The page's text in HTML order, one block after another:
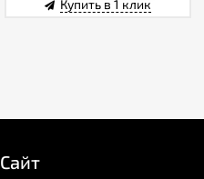
Купить в 1 клик
Сайт